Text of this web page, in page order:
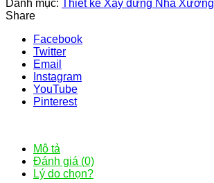
Danh mục: Thiết kế Xây dựng Nhà Xưởng
Share
Facebook
Twitter
Email
Instagram
YouTube
Pinterest
Mô tả
Đánh giá (0)
Lý do chọn?